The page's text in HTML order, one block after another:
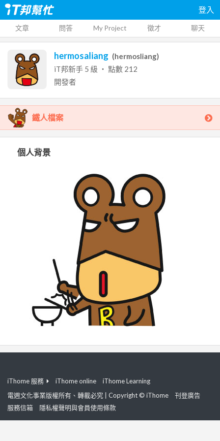
登入
文章 問答 My Project 徵才 聊天
hermosaliang (hermosliang)
iT邦新手 5 級 ‧ 點數 212
開發者
鐵人檔案
個人背景
iThome 服務 iThome online
iThome Learning
電週文化事業版權所有、轉載必究 | Copyright © iThome
刊登廣告
服務信箱
隱私權聲明與會員使用條款